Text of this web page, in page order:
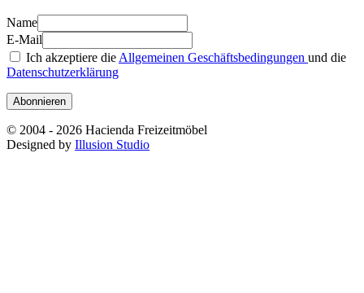
Name
E-Mail
Ich akzeptiere die Allgemeinen Geschäftsbedingungen und die
Datenschutzerklärung
Abonnieren
© 2004 - 2026 Hacienda Freizeitmöbel
Designed by Illusion Studio